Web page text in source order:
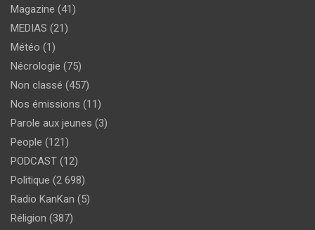
Magazine (41)
MEDIAS (21)
Météo (1)
Nécrologie (75)
Non classé (457)
Nos émissions (11)
Parole aux jeunes (3)
People (121)
PODCAST (12)
Politique (2 698)
Radio KanKan (5)
Réligion (387)